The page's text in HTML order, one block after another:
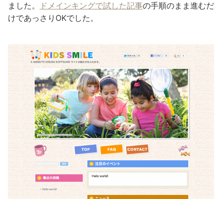
ました。
ドメインキングで試した記事の手順のまま進むだ
けであっさりOKでした。